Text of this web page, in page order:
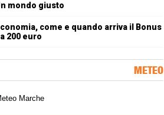
mondo giusto
come e quando arriva il Bonus
200 euro
METEO
meteorologica delle Marche